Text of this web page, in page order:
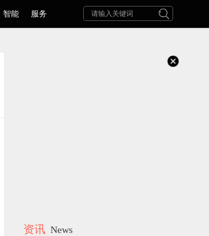
智能 服务
资讯 News